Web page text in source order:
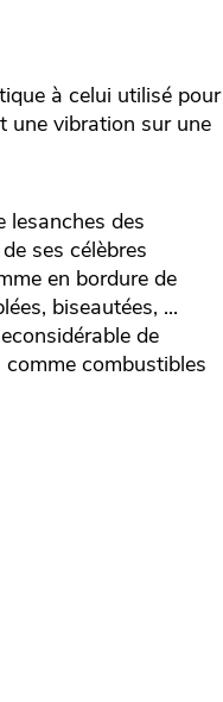
à celui utilisé pour
une vibration sur une
des
ses célèbres
en bordure de
biseautées, ...
de
combustibles